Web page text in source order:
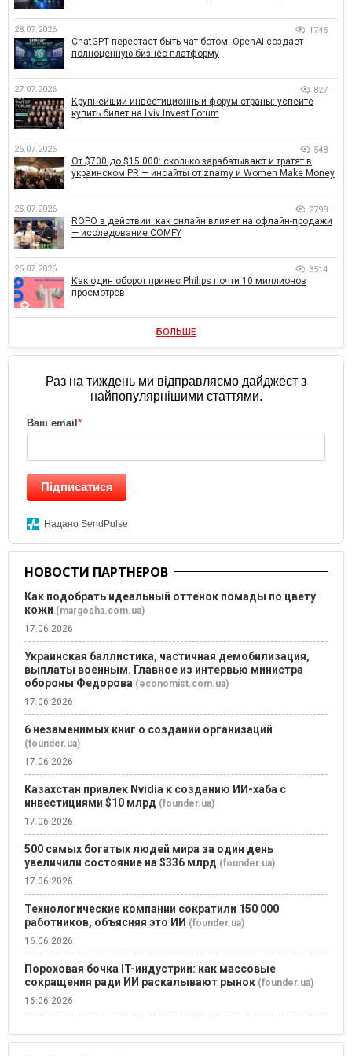
28.07.2026 1745
ChatGPT перестает быть чат-ботом. OpenAI создает
полноценную бизнес-платформу
27.07.2026 827
Крупнейший инвестиционный форум страны: успейте
купить билет на Lviv Invest Forum
26.07.2026 548
От $700 до $15 000: сколько зарабатывают и тратят в
украинском PR — инсайты от znamy и Women Make Money
25.07.2026 2798
ROPO в действии: как онлайн влияет на офлайн-продажи
— исследование COMFY
25.07.2026 3514
Как один оборот принес Philips почти 10 миллионов
просмотров
БОЛЬШЕ
Раз на тиждень ми відправляємо дайджест з
найпопулярнішими статтями.
Ваш email *
Підписатися
Надано SendPulse
НОВОСТИ ПАРТНЕРОВ
Как подобрать идеальный оттенок помады по цвету
кожи (margosha.com.ua)
17.06.2026
Украинская баллистика, частичная демобилизация,
выплаты военным. Главное из интервью министра
обороны Федорова (economist.com.ua)
17.06.2026
6 незаменимых книг о создании организаций
(founder.ua)
17.06.2026
Казахстан привлек Nvidia к созданию ИИ-хаба с
инвестициями $10 млрд (founder.ua)
17.06.2026
500 самых богатых людей мира за один день
увеличили состояние на $336 млрд (founder.ua)
17.06.2026
Технологические компании сократили 150 000
работников, объясняя это ИИ (founder.ua)
16.06.2026
Пороховая бочка IT-индустрии: как массовые
сокращения ради ИИ раскалывают рынок (founder.ua)
16.06.2026